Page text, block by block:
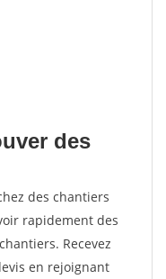
des
des chantiers
rapidement des
Recevez
en rejoignant